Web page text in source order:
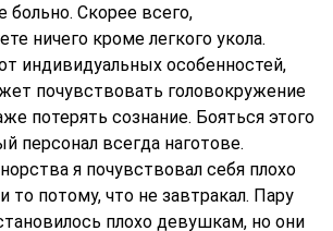
больно. Скорее всего,
ничего кроме легкого укола.
индивидуальных особенностей,
почувствовать головокружение
потерять сознание. Бояться этого
персонал всегда наготове.
я почувствовал себя плохо
то потому, что не завтракал. Пару
плохо девушкам, но они